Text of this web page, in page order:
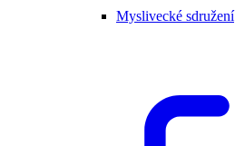
Myslivecké sdružení